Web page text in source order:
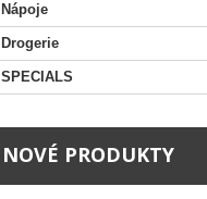
Nápoje
Drogerie
SPECIALS
NOVÉ PRODUKTY